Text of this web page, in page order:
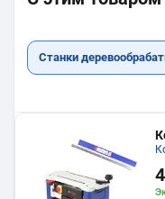
Станки